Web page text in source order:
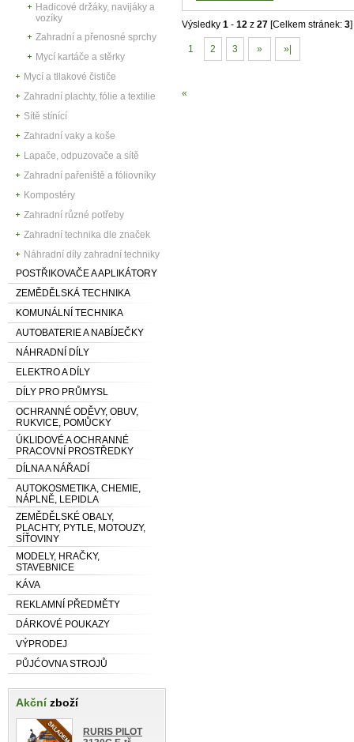
Hadicové držáky, navijáky a
vozíky
Zahradní a přenosné sprchy
Mycí kartáče a stěrky
Mycí a tllakové čističe
Zahradní plachty, fólie a textilie
Sítě stínící
Zahradní vaky a koše
Lapače, odpuzovače a sítě
Zahradní pařeniště a fóliovníky
Kompostéry
Zahradní různé potřeby
Zahradní technika dle značek
Náhradní díly zahradní techniky
POSTŘIKOVAČE A APLIKÁTORY
ZEMĚDĚLSKÁ TECHNIKA
KOMUNÁLNÍ TECHNIKA
AUTOBATERIE A NABÍJEČKY
NÁHRADNÍ DÍLY
ELEKTRO A DÍLY
DÍLY PRO PRŮMYSL
OCHRANNÉ ODĚVY, OBUV,
RUKVICE, POMŮCKY
ÚKLIDOVÉ A OCHRANNÉ
PRACOVNÍ PROSTŘEDKY
DÍLNA A NÁŘADÍ
AUTOKOSMETIKA, CHEMIE,
NÁPLNĚ, LEPIDLA
ZEMĚDĚLSKÉ OBALY,
PLACHTY, PYTLE, MOTOUZY,
SÍŤOVINY
MODELY, HRAČKY,
STAVEBNICE
KÁVA
REKLAMNÍ PŘEDMĚTY
DÁRKOVÉ POUKAZY
VÝPRODEJ
PŮJĆOVNA STROJŮ
Akčnízboží
RURIS PILOT
Výsledky 1 - 12 z 27 [Celkem stránek: 3]
1 2 3 » »|
«